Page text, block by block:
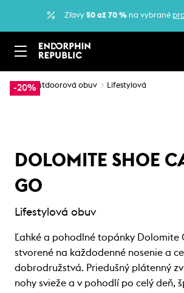
Zľavy 50 až 70 %na vybrané
-20%
… Outdoorová obuv Lifestylová
DOLOMITE SHOE
GO
Lifestylová obuv
Ľahké a pohodlné topánky Dolomite
stvorené na každodenné nosenie a
dobrodružstvá. Priedušný plátenný
nohy svieže a v pohodlí po celý deň,